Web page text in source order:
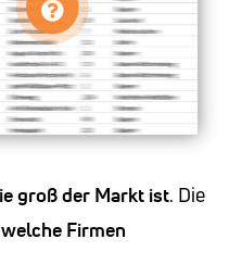
groß der Markt ist. Die
welche Firmen